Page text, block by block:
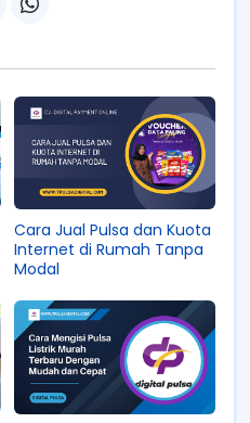
Cara Jual Pulsa dan Kuota
Internet di Rumah Tanpa
Modal